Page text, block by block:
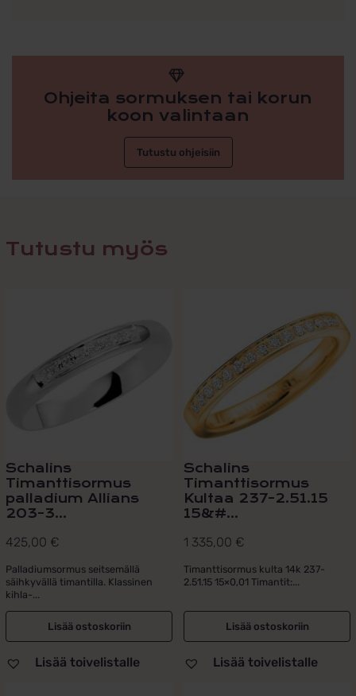
Ohjeita sormuksen tai korun
koon valintaan
Tutustu ohjeisiin
Tutustu myös
Schalins
Timanttisormus
palladium Allians
203-3...
425,00 €
Palladiumsormus seitsemällä
säihkyvällä timantilla. Klassinen
kihla-...
Lisää ostoskoriin
Lisää toivelistalle
Schalins
Timanttisormus
Kultaa 237-2.51.15
15&#...
1 335,00 €
Timanttisormus kulta 14k 237-
2.51.15 15×0,01 Timantit:...
Lisää ostoskoriin
Lisää toivelistalle